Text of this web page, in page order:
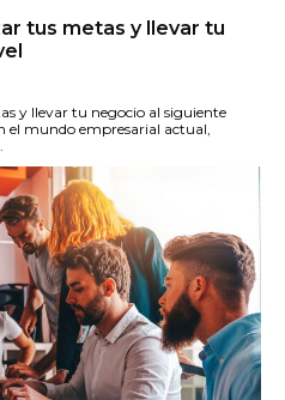
tus metas y llevar tu
y llevar tu negocio al siguiente
el mundo empresarial actual,